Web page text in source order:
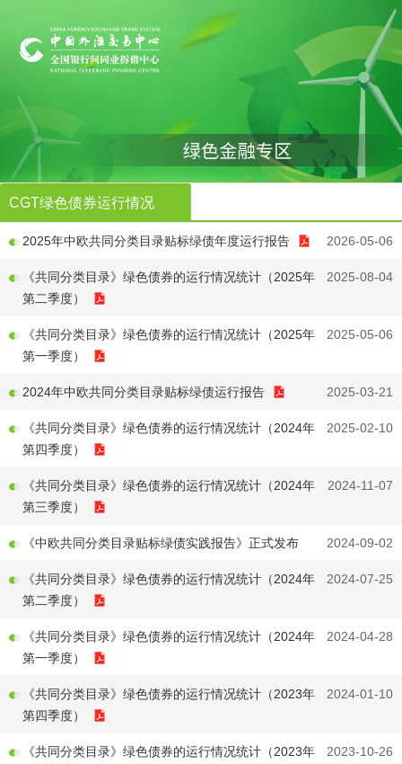
CGT绿色债券运行情况
2026-05-06
2025年中欧共同分类目录贴标绿债年度运行报告
2025-08-04
《共同分类目录》绿色债券的运行情况统计（2025年
第二季度）
2025-05-06
《共同分类目录》绿色债券的运行情况统计（2025年
第一季度）
2025-03-21
2024年中欧共同分类目录贴标绿债运行报告
2025-02-10
《共同分类目录》绿色债券的运行情况统计（2024年
第四季度）
2024-11-07
《共同分类目录》绿色债券的运行情况统计（2024年
第三季度）
2024-09-02
《中欧共同分类目录贴标绿债实践报告》正式发布
2024-07-25
《共同分类目录》绿色债券的运行情况统计（2024年
第二季度）
2024-04-28
《共同分类目录》绿色债券的运行情况统计（2024年
第一季度）
2024-01-10
《共同分类目录》绿色债券的运行情况统计（2023年
第四季度）
2023-10-26
《共同分类目录》绿色债券的运行情况统计（2023年